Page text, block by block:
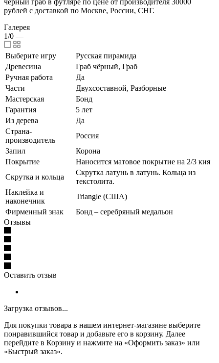
рублей с доставкой по Москве, России, СНГ.
Галерея
1/0 —
Выберите игру
Русская пирамида
Древесина
Граб чёрный, Граб
Ручная работа
Да
Части
Двухсоставной, Разборные
Мастерская
Бонд
Гарантия
5 лет
Из дерева
Да
Страна-
производитель
Россия
Запил
Корона
Покрытие
Наносится матовое покрытие на 2/3 кия
Скрутка и кольца
Скрутка латунь в латунь. Кольца из
текстолита.
Наклейка и
наконечник
Triangle (США)
Фирменный знак
Бонд – серебряный медальон
Отзывы
Оставить отзыв
Загрузка отзывов...
Для покупки товара в нашем интернет-магазине выберите
понравившийся товар и добавьте его в корзину. Далее
перейдите в Корзину и нажмите на «Оформить заказ» или
«Быстрый заказ».